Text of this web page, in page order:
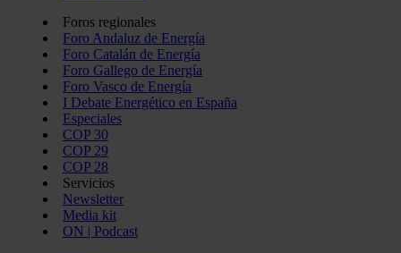
Foros regionales
Foro Andaluz de Energía
Foro Catalán de Energía
Foro Gallego de Energía
Foro Vasco de Energía
I Debate Energético en España
Especiales
COP 30
COP 29
COP 28
Servicios
Newsletter
Media kit
ON | Podcast